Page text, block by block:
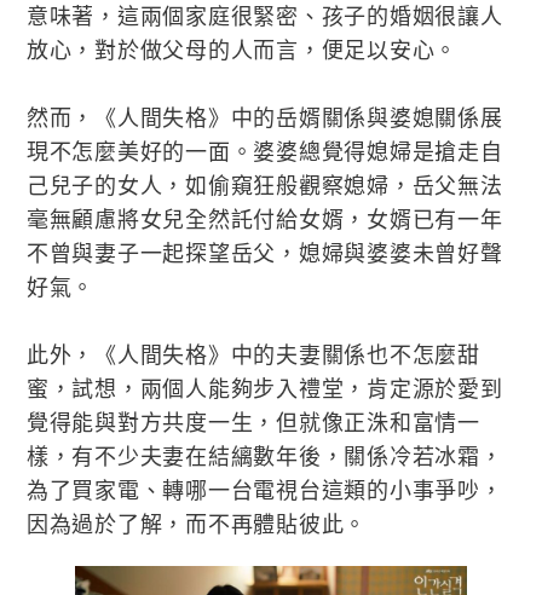
意味著，這兩個家庭很緊密、孩子的婚姻很讓人
放心，對於做父母的人而言，便足以安心。
然而，《人間失格》中的岳婿關係與婆媳關係展
現不怎麼美好的一面。婆婆總覺得媳婦是搶走自
己兒子的女人，如偷窺狂般觀察媳婦，岳父無法
毫無顧慮將女兒全然託付給女婿，女婿已有一年
不曾與妻子一起探望岳父，媳婦與婆婆未曾好聲
好氣。
此外，《人間失格》中的夫妻關係也不怎麼甜
蜜，試想，兩個人能夠步入禮堂，肯定源於愛到
覺得能與對方共度一生，但就像正洙和富情一
樣，有不少夫妻在結縭數年後，關係冷若冰霜，
為了買家電、轉哪一台電視台這類的小事爭吵，
因為過於了解，而不再體貼彼此。